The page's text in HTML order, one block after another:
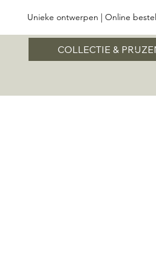
COLLECTIE &
Unieke ontwerpen | Online